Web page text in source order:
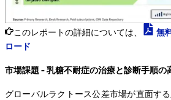
このレポートの詳細については、
無
ロード
市場課題 - 乳糖不耐症の治療と診断手順の
グローバルラクトース公差市場が直面す